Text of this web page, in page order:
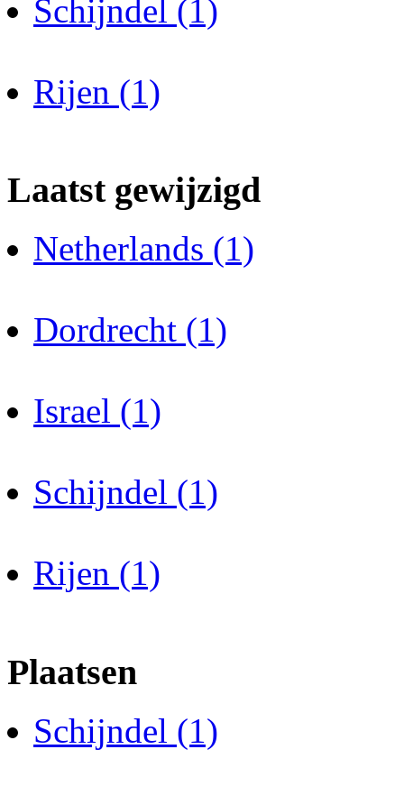
Schijndel (1)
Rijen (1)
Laatst gewijzigd
Netherlands (1)
Dordrecht (1)
Israel (1)
Schijndel (1)
Rijen (1)
Plaatsen
Schijndel (1)